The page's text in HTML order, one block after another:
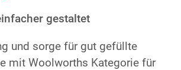
gestaltet
und sorge für gut gefüllte
mit Woolworths Kategorie für